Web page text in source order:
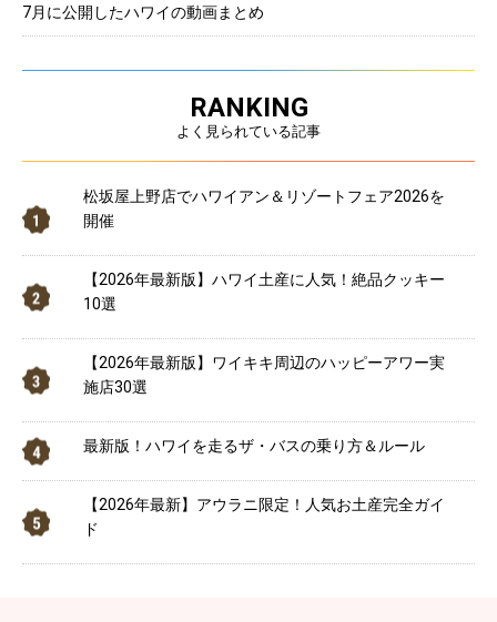
7月に公開したハワイの動画まとめ
RANKING
よく見られている記事
松坂屋上野店でハワイアン＆リゾートフェア2026を
開催
【2026年最新版】ハワイ土産に人気！絶品クッキー
10選
【2026年最新版】ワイキキ周辺のハッピーアワー実
施店30選
最新版！ハワイを走るザ・バスの乗り方＆ルール
【2026年最新】アウラニ限定！人気お土産完全ガイ
ド